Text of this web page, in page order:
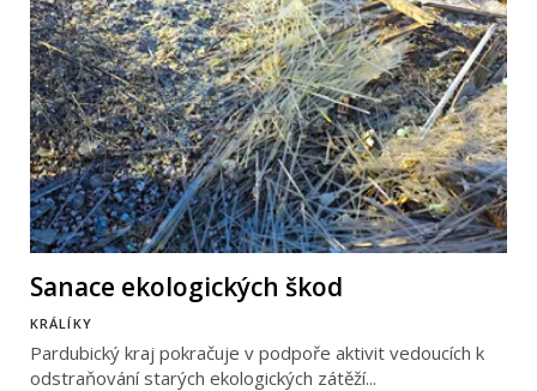
Sanace ekologických škod
KRÁLÍKY
Pardubický kraj pokračuje v podpoře aktivit vedoucích k
odstraňování starých ekologických zátěží...